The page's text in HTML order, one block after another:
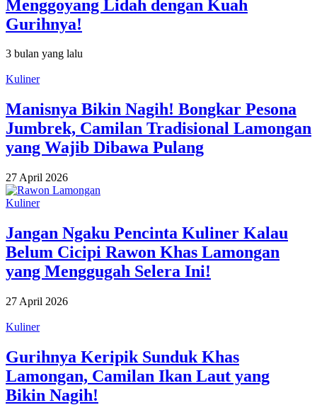
Menggoyang Lidah dengan Kuah
Gurihnya!
3 bulan yang lalu
Kuliner
Manisnya Bikin Nagih! Bongkar Pesona
Jumbrek, Camilan Tradisional Lamongan
yang Wajib Dibawa Pulang
27 April 2026
Kuliner
Jangan Ngaku Pencinta Kuliner Kalau
Belum Cicipi Rawon Khas Lamongan
yang Menggugah Selera Ini!
27 April 2026
Kuliner
Gurihnya Keripik Sunduk Khas
Lamongan, Camilan Ikan Laut yang
Bikin Nagih!